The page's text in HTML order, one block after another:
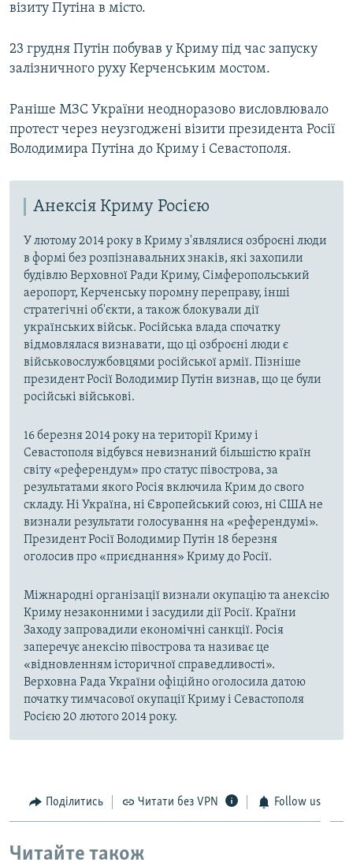
візиту Путіна в місто.
23 грудня Путін побував у Криму під час запуску
залізничного руху Керченським мостом.
Раніше МЗС України неодноразово висловлювало
протест через неузгоджені візити президента Росії
Володимира Путіна до Криму і Севастополя.
Анексія Криму Росією
У лютому 2014 року в Криму з'являлися озброєні люди
в формі без розпізнавальних знаків, які захопили
будівлю Верховної Ради Криму, Сімферопольський
аеропорт, Керченську поромну переправу, інші
стратегічні об'єкти, а також блокували дії
українських військ. Російська влада спочатку
відмовлялася визнавати, що ці озброєні люди є
військовослужбовцями російської армії. Пізніше
президент Росії Володимир Путін визнав, що це були
російські військові.
16 березня 2014 року на території Криму і
Севастополя відбувся невизнаний більшістю країн
світу «референдум» про статус півострова, за
результатами якого Росія включила Крим до свого
складу. Ні Україна, ні Європейський союз, ні США не
визнали результати голосування на «референдумі».
Президент Росії Володимир Путін 18 березня
оголосив про «приєднання» Криму до Росії.
Міжнародні організації визнали окупацію та анексію
Криму незаконними і засудили дії Росії. Країни
Заходу запровадили економічні санкції. Росія
заперечує анексію півострова та називає це
«відновленням історичної справедливості».
Верховна Рада України офіційно оголосила датою
початку тимчасової окупації Криму і Севастополя
Росією 20 лютого 2014 року.
Поділитись Читати без VPN Follow us
Читайте також